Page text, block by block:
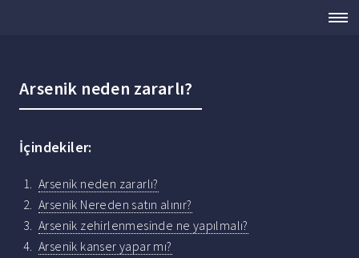
Arsenik neden zararlı?
İçindekiler:
Arsenik neden zararlı?
Arsenik Nereden satın alınır?
Arsenik zehirlenmesinde ne yapılmalı?
Arsenik kanser yapar mı?